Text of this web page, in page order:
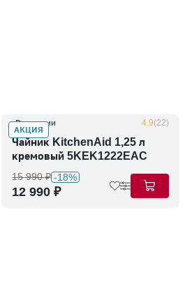
АКЦИЯ
В наличии 4.9(22)
Чайник KitchenAid 1,25 л
кремовый 5KEK1222EAC
15 990 ₽ -18%
12 990 ₽